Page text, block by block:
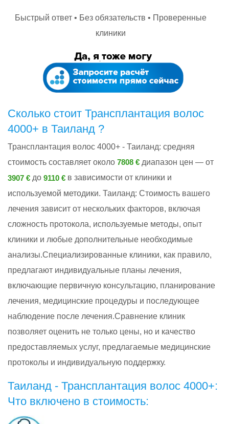
Быстрый ответ • Без обязательств • Проверенные
клиники
Сколько стоит Трансплантация волос
4000+ в Таиланд ?
Трансплантация волос 4000+ - Таиланд: cредняя
стоимость составляет около 7808 € диапазон цен — от
3907 € до 9110 € в зависимости от клиники и
используемой методики. Таиланд: Стоимость вашего
лечения зависит от нескольких факторов, включая
сложность протокола, используемые методы, опыт
клиники и любые дополнительные необходимые
анализы.Специализированные клиники, как правило,
предлагают индивидуальные планы лечения,
включающие первичную консультацию, планирование
лечения, медицинские процедуры и последующее
наблюдение после лечения.Сравнение клиник
позволяет оценить не только цены, но и качество
предоставляемых услуг, предлагаемые медицинские
протоколы и индивидуальную поддержку.
Таиланд - Трансплантация волос 4000+:
Что включено в стоимость: